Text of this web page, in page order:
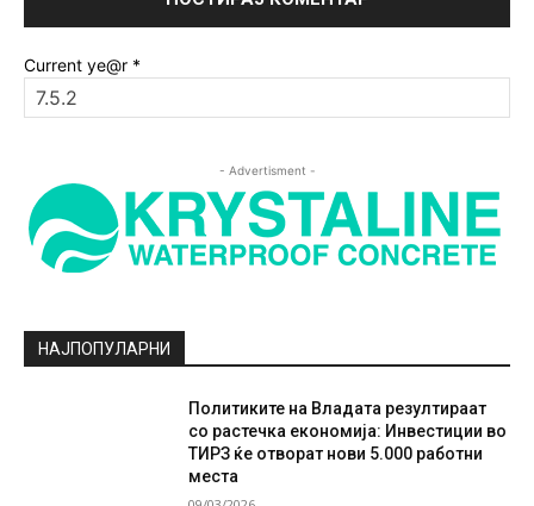
Current ye@r *
- Advertisment -
НАЈПОПУЛАРНИ
Политиките на Владата резултираат
со растечка економија: Инвестиции во
ТИРЗ ќе отворат нови 5.000 работни
места